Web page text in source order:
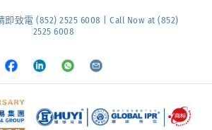
致電 (852) 2525 6008 | Call Now at (852)
2525 6008
Facebook
LinkedInWhatsapp
Email